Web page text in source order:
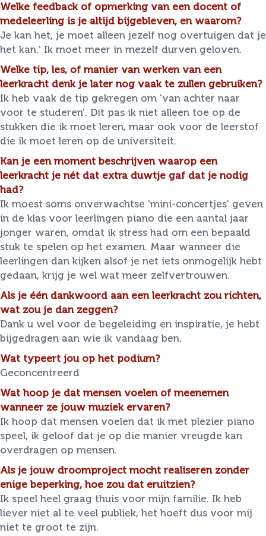
Welke feedback of opmerking van een docent of
medeleerling is je altijd bijgebleven, en waarom?
Je kan het, je moet alleen jezelf nog overtuigen dat je
het kan.' Ik moet meer in mezelf durven geloven.
Welke tip, les, of manier van werken van een
leerkracht denk je later nog vaak te zullen gebruiken?
Ik heb vaak de tip gekregen om 'van achter naar
voor te studeren'. Dit pas ik niet alleen toe op de
stukken die ik moet leren, maar ook voor de leerstof
die ik moet leren op de universiteit.
Kan je een moment beschrijven waarop een
leerkracht je nét dat extra duwtje gaf dat je nodig
had?
Ik moest soms onverwachtse 'mini-concertjes' geven
in de klas voor leerlingen piano die een aantal jaar
jonger waren, omdat ik stress had om een bepaald
stuk te spelen op het examen. Maar wanneer die
leerlingen dan kijken alsof je net iets onmogelijk hebt
gedaan, krijg je wel wat meer zelfvertrouwen.
Als je één dankwoord aan een leerkracht zou richten,
wat zou je dan zeggen?
Dank u wel voor de begeleiding en inspiratie, je hebt
bijgedragen aan wie ik vandaag ben.
Wat typeert jou op het podium?
Geconcentreerd
Wat hoop je dat mensen voelen of meenemen
wanneer ze jouw muziek ervaren?
Ik hoop dat mensen voelen dat ik met plezier piano
speel, ik geloof dat je op die manier vreugde kan
overdragen op mensen.
Als je jouw droomproject mocht realiseren zonder
enige beperking, hoe zou dat eruitzien?
Ik speel heel graag thuis voor mijn familie. Ik heb
liever niet al te veel publiek, het hoeft dus voor mij
niet te groot te zijn.